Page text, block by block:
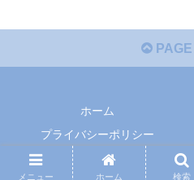
ホーム
プライバシーポリシー
© 2019-2026 ま
メニュー ホーム 検索